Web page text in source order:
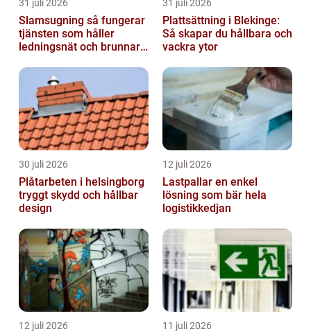
31 juli 2026
Slamsugning så fungerar
tjänsten som håller
ledningsnät och brunnar i
31 juli 2026
Plattsättning i Blekinge:
Så skapar du hållbara och
vackra ytor
30 juli 2026
Plåtarbeten i helsingborg
tryggt skydd och hållbar
design
12 juli 2026
Lastpallar en enkel
lösning som bär hela
logistikkedjan
12 juli 2026 11 juli 2026